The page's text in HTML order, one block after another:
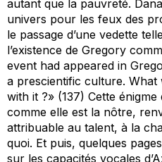
autant que la pauvreté.
univers pour les feux des
le passage d’une vedette
l’existence de Gregory
event had appeared in
a prescientific culture. What
with it ?» (137) Cette
comme elle est la nôtre,
attribuable au talent, à la
quoi. Et puis, quelques
sur les capacités vocales